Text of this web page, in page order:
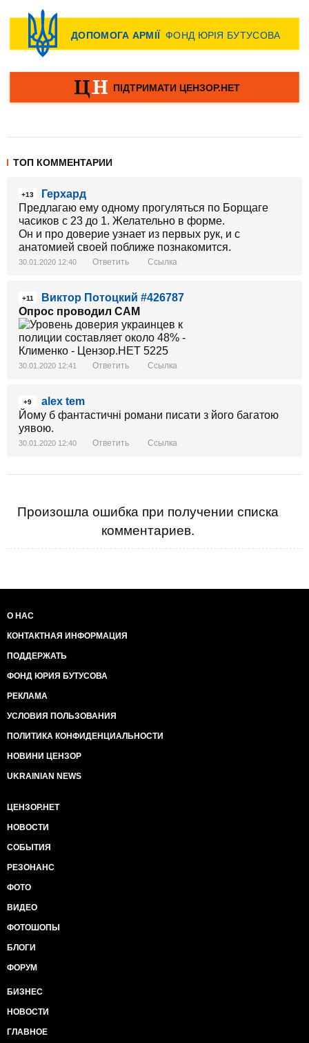
ТОП КОММЕНТАРИИ
+13
Герхард
Предлагаю ему одному прогуляться по Борщаге
часиков с 23 до 1. Желательно в форме.
Он и про доверие узнает из первых рук, и с
анатомией своей поближе познакомится.
30.01.2020 12:40 Ответить Ссылка
+11
Виктор Потоцкий #426787
Опрос проводил САМ
30.01.2020 12:41 Ответить Ссылка
+9
alex tem
Йому б фантастичні романи писати з його багатою
уявою.
30.01.2020 12:40 Ответить Ссылка
Произошла ошибка при получении списка
комментариев.
О НАС
КОНТАКТНАЯ ИНФОРМАЦИЯ
ПОДДЕРЖАТЬ
ФОНД ЮРИЯ БУТУСОВА
РЕКЛАМА
УСЛОВИЯ ПОЛЬЗОВАНИЯ
ПОЛИТИКА КОНФИДЕНЦИАЛЬНОСТИ
НОВИНИ ЦЕНЗОР
UKRAINIAN NEWS
ЦЕНЗОР.НЕТ
НОВОСТИ
СОБЫТИЯ
РЕЗОНАНС
ФОТО
ВИДЕО
ФОТОШОПЫ
БЛОГИ
ФОРУМ
БИЗНЕС
НОВОСТИ
ГЛАВНОЕ